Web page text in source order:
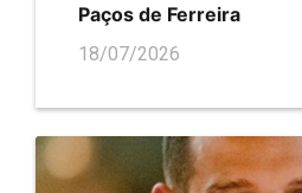
Paços de Ferreira
18/07/2026